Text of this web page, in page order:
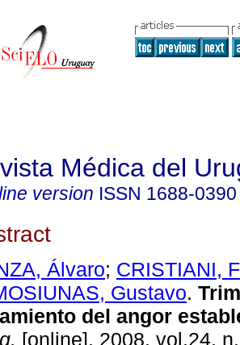
Médica del
version ISSN 1688-0390
Álvaro; CRISTIANI,
Gustavo.
del angor
[online]. 2008, vol.24,